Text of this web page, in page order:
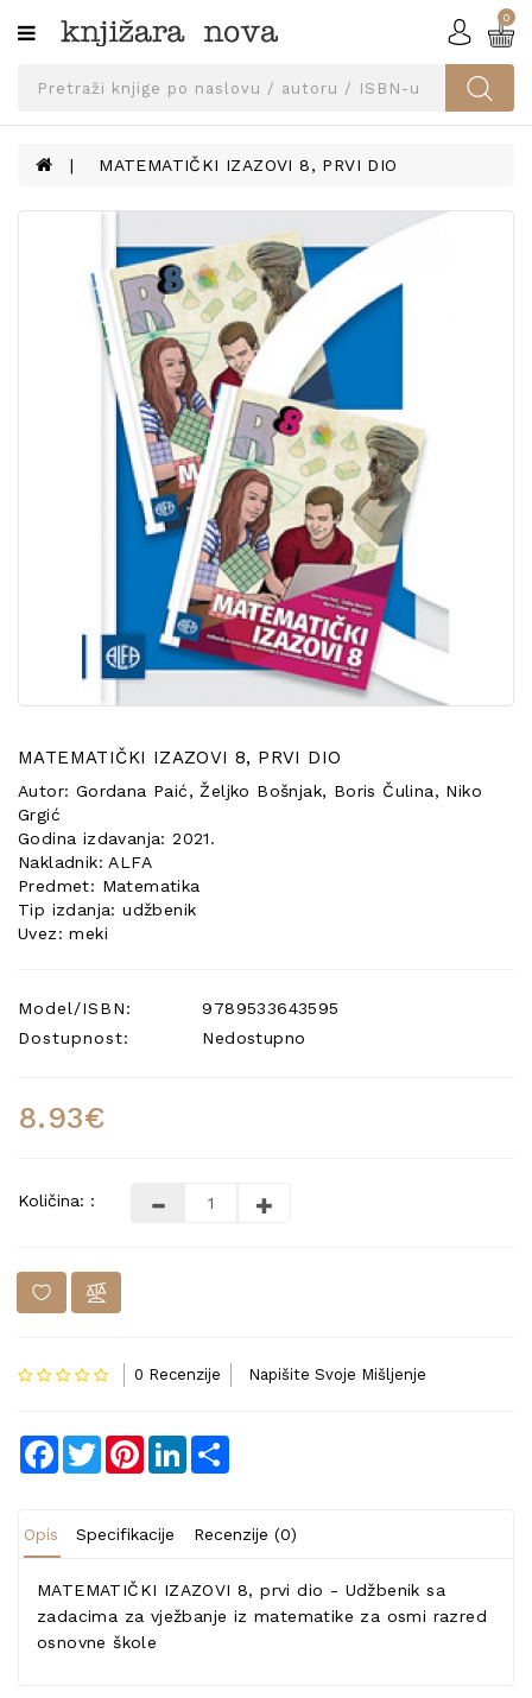
Kategorije
SVEUČILIŠNA
UDŽBENICI
KNJIGE
PRIBOR
UDŽBENIKE!
0
MATEMATIČKI IZAZOVI 8, PRVI DIO
MATEMATIČKI IZAZOVI 8, PRVI DIO
Autor: Gordana Paić, Željko Bošnjak, Boris Čulina, Niko
Grgić
Godina izdavanja: 2021.
Nakladnik: ALFA
Predmet: Matematika
Tip izdanja: udžbenik
Uvez: meki
Model/ISBN:
9789533643595
Dostupnost:
Nedostupno
8.93€
Količina: :
0 Recenzije Napišite Svoje Mišljenje
Facebook
TwitterPinterestLinkedIn
Opis Specifikacije Recenzije (0)
MATEMATIČKI IZAZOVI 8, prvi dio - Udžbenik sa
zadacima za vježbanje iz matematike za osmi razred
osnovne škole